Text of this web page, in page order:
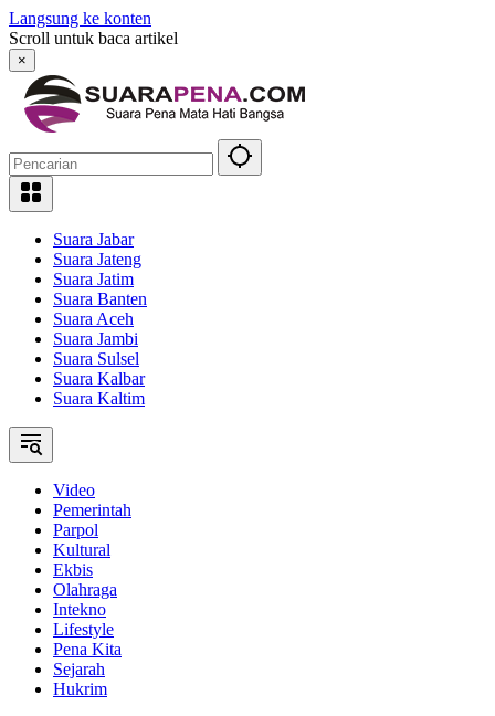
Langsung ke konten
Scroll untuk baca artikel
×
Suara Jabar
Suara Jateng
Suara Jatim
Suara Banten
Suara Aceh
Suara Jambi
Suara Sulsel
Suara Kalbar
Suara Kaltim
Video
Pemerintah
Parpol
Kultural
Ekbis
Olahraga
Intekno
Lifestyle
Pena Kita
Sejarah
Hukrim